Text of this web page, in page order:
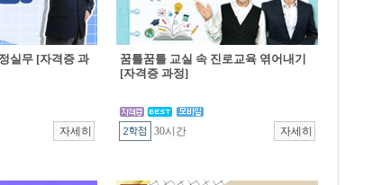
실무 [자격증 과
꿈틀꿈틀 교실 속 진로교육 엮어내기
[자격증 과정]
30시간